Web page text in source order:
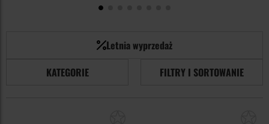
Letnia wyprzedaż
KATEGORIE
FILTRY I SORTOWANIE